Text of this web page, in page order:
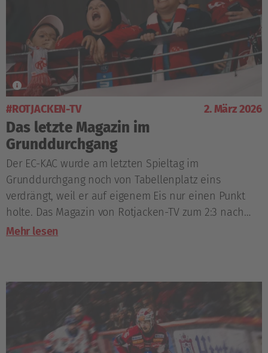
#ROTJACKEN-TV 2. März 2026
Das letzte Magazin im
Grunddurchgang
Der EC-KAC wurde am letzten Spieltag im
Grunddurchgang noch von Tabellenplatz eins
verdrängt, weil er auf eigenem Eis nur einen Punkt
holte. Das Magazin von Rotjacken-TV zum 2:3 nach
Verlängerung gegen die Vienna Capitals.
Mehr lesen